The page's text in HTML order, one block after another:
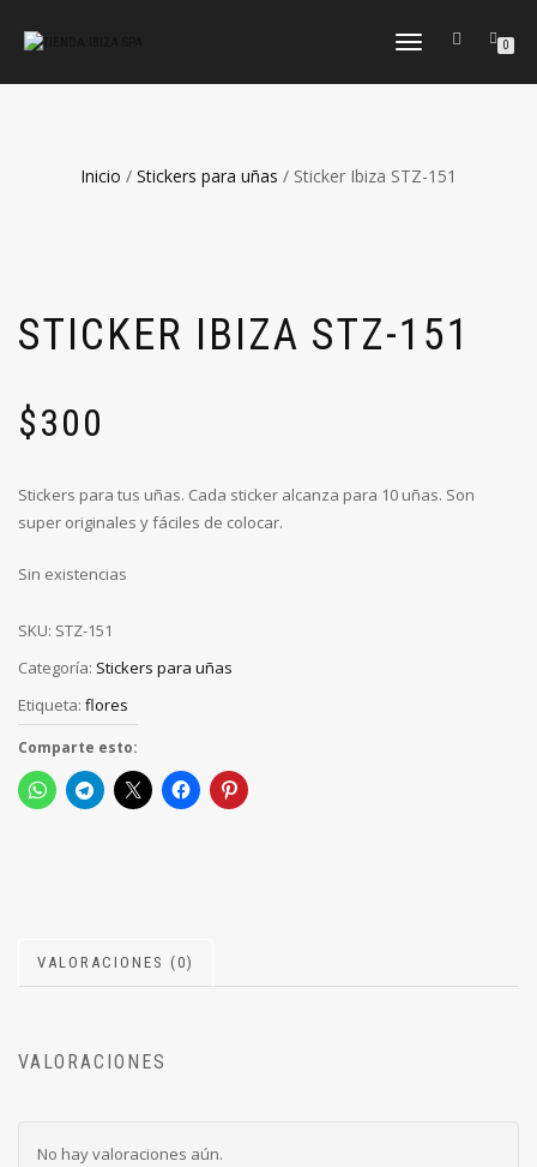
CAMBIAR
0
Inicio / Stickers para uñas / Sticker Ibiza STZ-151
STICKER IBIZA STZ-151
$300
Stickers para tus uñas. Cada sticker alcanza para 10 uñas. Son
super originales y fáciles de colocar.
Sin existencias
SKU: STZ-151
Categoría: Stickers para uñas
Etiqueta: flores
Comparte esto:
VALORACIONES (0)
VALORACIONES
No hay valoraciones aún.